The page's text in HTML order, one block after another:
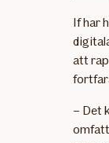
If har
att
– Det